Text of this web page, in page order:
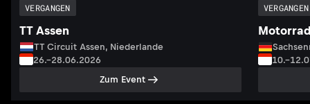
VERGANGEN
TT Assen
TT Circuit Assen, Niederlande
26.–28.06.2026
Zum Event
VERGANGEN